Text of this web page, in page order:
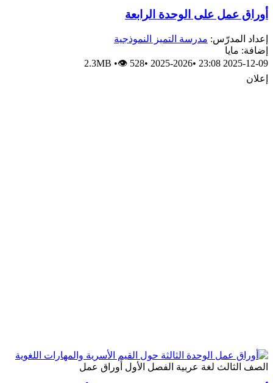
أوراق عمل على الوحدة الرابعة
إعداد المدرّس: مدرسة التميز النموذجية
إضافة: مايا
2025-12-09 23:08
•
2025-2026
•
2.3MB •👁 528
إعلان
الصف الثالث لغة عربية الفصل الأول أوراق عمل